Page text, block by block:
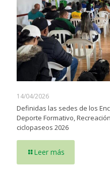
14/04/2026
Definidas las sedes de los
Deporte Formativo,
ciclopaseos 2026
Leer más